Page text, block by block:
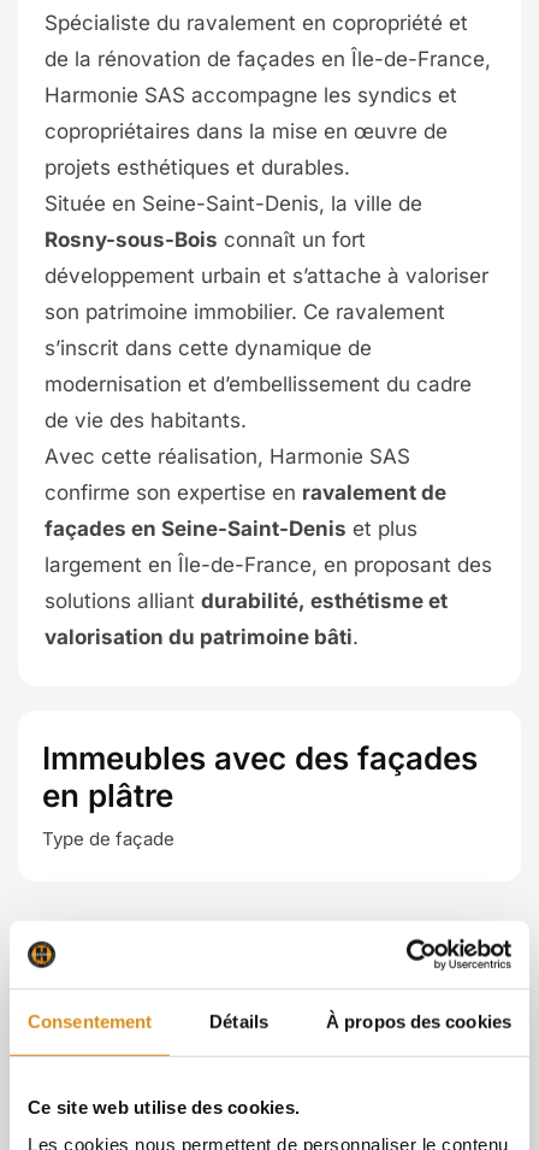
Consentement Détails À propos des cookies
Ce site web utilise des cookies.
Les cookies nous permettent de personnaliser le contenu
Spécialiste du ravalement en copropriété et
de la rénovation de façades en Île-de-France,
Harmonie SAS accompagne les syndics et
copropriétaires dans la mise en œuvre de
projets esthétiques et durables.
Située en Seine-Saint-Denis, la ville de
Rosny-sous-Bois connaît un fort
développement urbain et s’attache à valoriser
son patrimoine immobilier. Ce ravalement
s’inscrit dans cette dynamique de
modernisation et d’embellissement du cadre
de vie des habitants.
Avec cette réalisation, Harmonie SAS
confirme son expertise en ravalement de
façades en Seine-Saint-Denis et plus
largement en Île-de-France, en proposant des
solutions alliant durabilité, esthétisme et
valorisation du patrimoine bâti.
Immeubles avec des façades
en plâtre
Type de façade
Autres projetsqui vous
intéressent